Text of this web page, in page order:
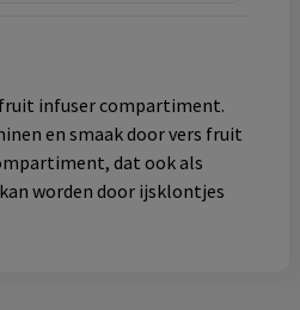
infuser compartiment.
en smaak door vers fruit
dat ook als
worden door ijsklontjes